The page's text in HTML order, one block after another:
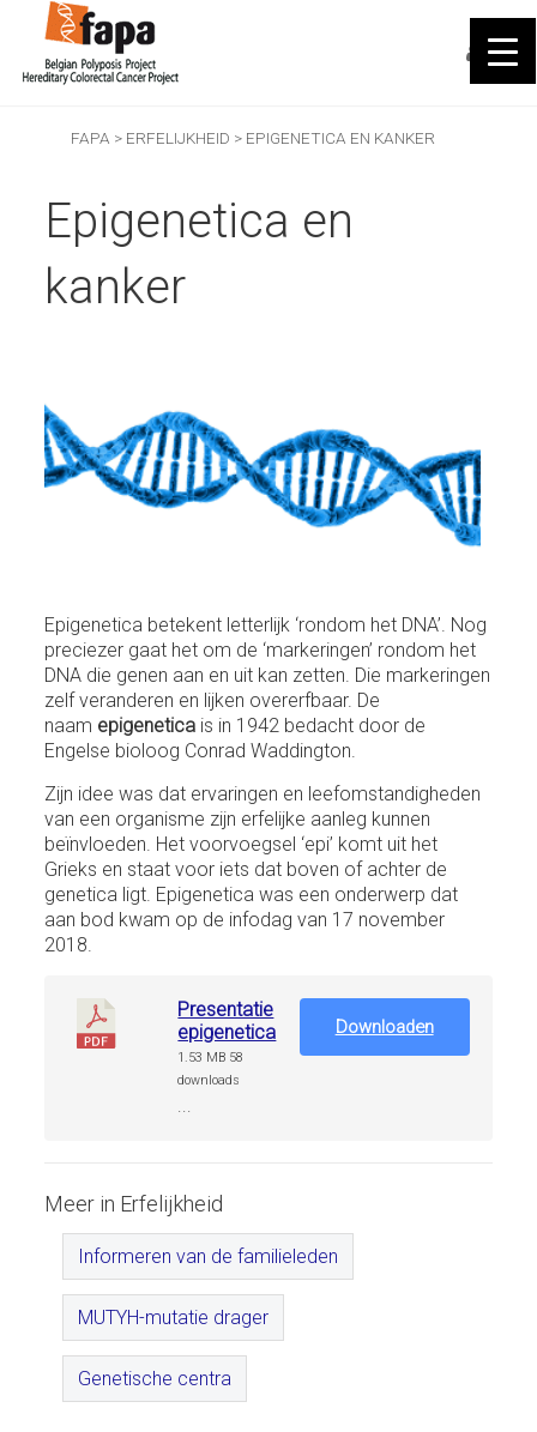
FAPA > ERFELIJKHEID > EPIGENETICA EN KANKER
Epigenetica en
kanker
Epigenetica betekent letterlijk ‘rondom het DNA’. Nog
preciezer gaat het om de ‘markeringen’ rondom het
DNA die genen aan en uit kan zetten. Die markeringen
zelf veranderen en lijken overerfbaar. De
naam epigenetica is in 1942 bedacht door de
Engelse bioloog Conrad Waddington.
Zijn idee was dat ervaringen en leefomstandigheden
van een organisme zijn erfelijke aanleg kunnen
beïnvloeden. Het voorvoegsel ‘epi’ komt uit het
Grieks en staat voor iets dat boven of achter de
genetica ligt. Epigenetica was een onderwerp dat
aan bod kwam op de infodag van 17 november
2018.
Presentatie
epigenetica
1.53 MB 58
downloads
...
Downloaden
Meer in Erfelijkheid
Informeren van de familieleden
MUTYH-mutatie drager
Genetische centra